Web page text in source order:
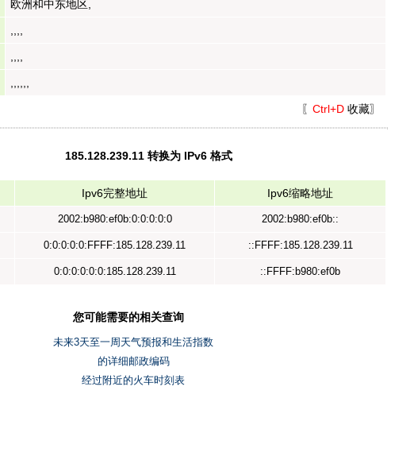
欧洲和中东地区,
〖 Ctrl+D 收藏〗
185.128.239.11 转换为 IPv6 格式
Ipv6完整地址 Ipv6缩略地址
2002:b980:ef0b:0:0:0:0:0 2002:b980:ef0b::
0:0:0:0:0:FFFF:185.128.239.11 ::FFFF:185.128.239.11
0:0:0:0:0:0:185.128.239.11 ::FFFF:b980:ef0b
您可能需要的相关查询
未来3天至一周天气预报和生活指数
的详细邮政编码
经过附近的火车时刻表